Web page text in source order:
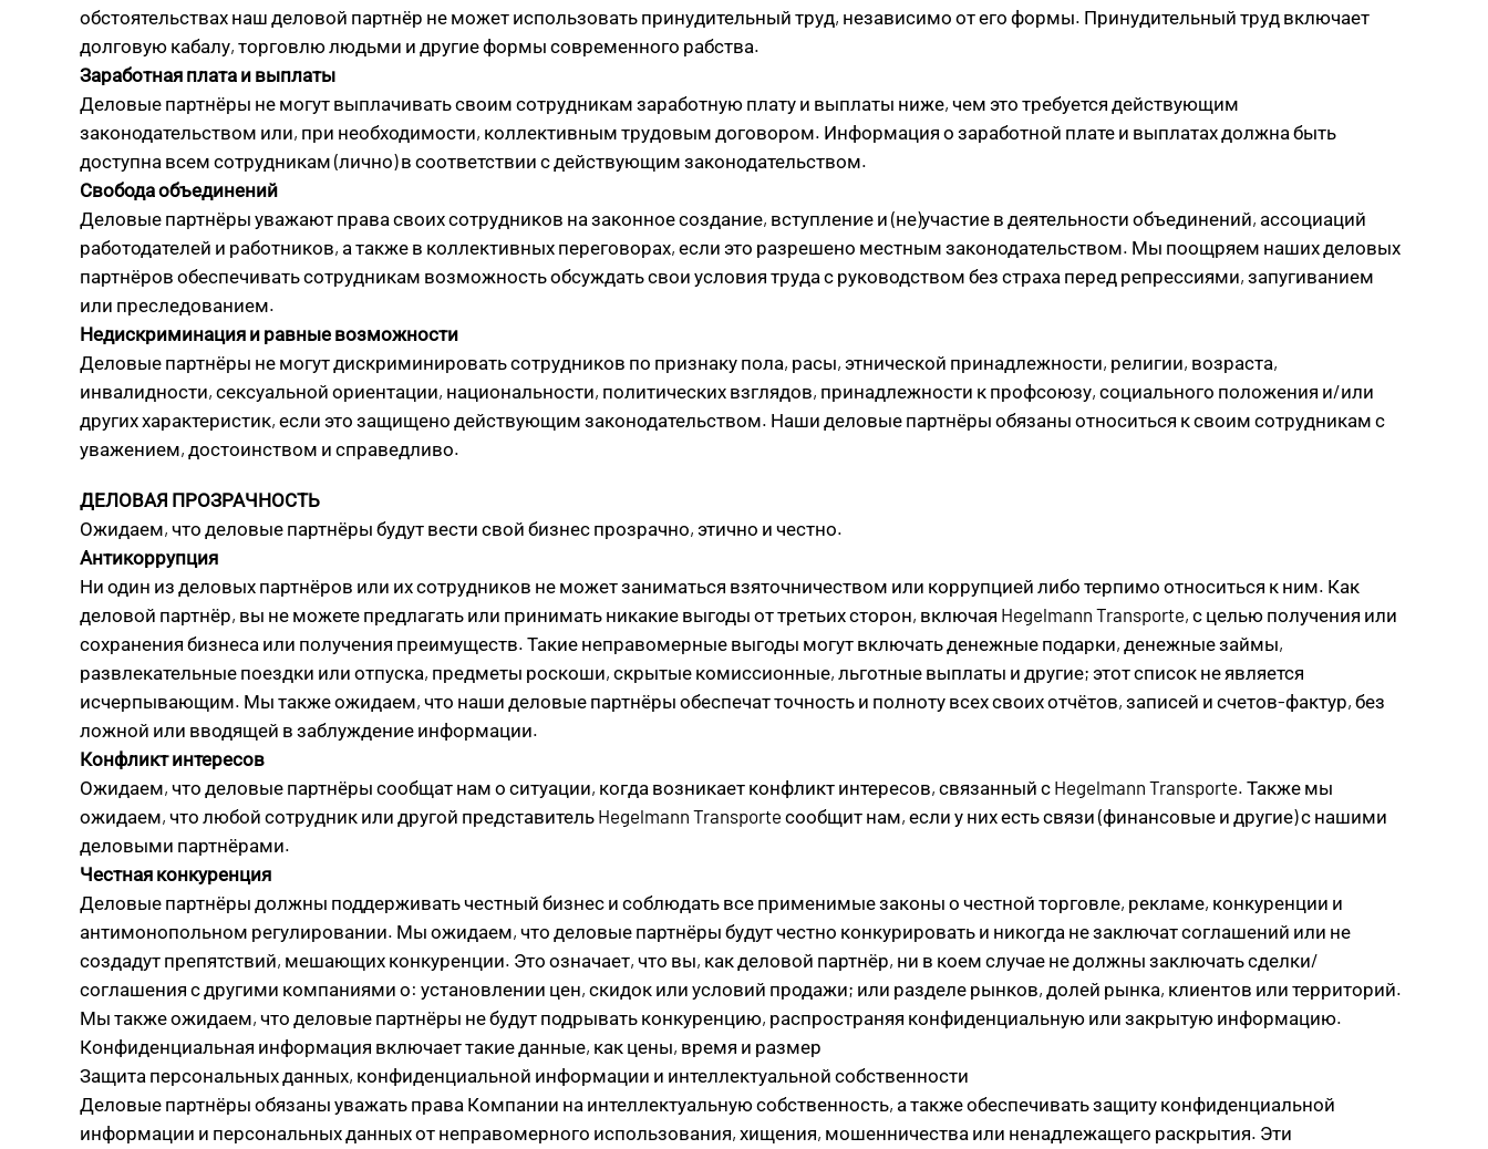
обстоятельствах наш деловой партнёр не может использовать принудительный труд, независимо от его формы. Принудительный труд включает
долговую кабалу, торговлю людьми и другие формы современного рабства.
Заработная плата и выплаты
Деловые партнёры не могут выплачивать своим сотрудникам заработную плату и выплаты ниже, чем это требуется действующим
законодательством или, при необходимости, коллективным трудовым договором. Информация о заработной плате и выплатах должна быть
доступна всем сотрудникам (лично) в соответствии с действующим законодательством.
Свобода объединений
Деловые партнёры уважают права своих сотрудников на законное создание, вступление и (не)участие в деятельности объединений, ассоциаций
работодателей и работников, а также в коллективных переговорах, если это разрешено местным законодательством. Мы поощряем наших деловых
партнёров обеспечивать сотрудникам возможность обсуждать свои условия труда с руководством без страха перед репрессиями, запугиванием
или преследованием.
Недискриминация и равные возможности
Деловые партнёры не могут дискриминировать сотрудников по признаку пола, расы, этнической принадлежности, религии, возраста,
инвалидности, сексуальной ориентации, национальности, политических взглядов, принадлежности к профсоюзу, социального положения и/или
других характеристик, если это защищено действующим законодательством. Наши деловые партнёры обязаны относиться к своим сотрудникам с
уважением, достоинством и справедливо.
ДЕЛОВАЯ ПРОЗРАЧНОСТЬ
Ожидаем, что деловые партнёры будут вести свой бизнес прозрачно, этично и честно.
Антикоррупция
Ни один из деловых партнёров или их сотрудников не может заниматься взяточничеством или коррупцией либо терпимо относиться к ним. Как
деловой партнёр, вы не можете предлагать или принимать никакие выгоды от третьих сторон, включая Hegelmann Transporte, с целью получения или
сохранения бизнеса или получения преимуществ. Такие неправомерные выгоды могут включать денежные подарки, денежные займы,
развлекательные поездки или отпуска, предметы роскоши, скрытые комиссионные, льготные выплаты и другие; этот список не является
исчерпывающим. Мы также ожидаем, что наши деловые партнёры обеспечат точность и полноту всех своих отчётов, записей и счетов-фактур, без
ложной или вводящей в заблуждение информации.
Конфликт интересов
Ожидаем, что деловые партнёры сообщат нам о ситуации, когда возникает конфликт интересов, связанный с Hegelmann Transporte. Также мы
ожидаем, что любой сотрудник или другой представитель Hegelmann Transporte сообщит нам, если у них есть связи (финансовые и другие) с нашими
деловыми партнёрами.
Честная конкуренция
Деловые партнёры должны поддерживать честный бизнес и соблюдать все применимые законы о честной торговле, рекламе, конкуренции и
антимонопольном регулировании. Мы ожидаем, что деловые партнёры будут честно конкурировать и никогда не заключат соглашений или не
создадут препятствий, мешающих конкуренции. Это означает, что вы, как деловой партнёр, ни в коем случае не должны заключать сделки/
соглашения с другими компаниями о: установлении цен, скидок или условий продажи; или разделе рынков, долей рынка, клиентов или территорий.
Мы также ожидаем, что деловые партнёры не будут подрывать конкуренцию, распространяя конфиденциальную или закрытую информацию.
Конфиденциальная информация включает такие данные, как цены, время и размер
Защита персональных данных, конфиденциальной информации и интеллектуальной собственности
Деловые партнёры обязаны уважать права Компании на интеллектуальную собственность, а также обеспечивать защиту конфиденциальной
информации и персональных данных от неправомерного использования, хищения, мошенничества или ненадлежащего раскрытия. Эти